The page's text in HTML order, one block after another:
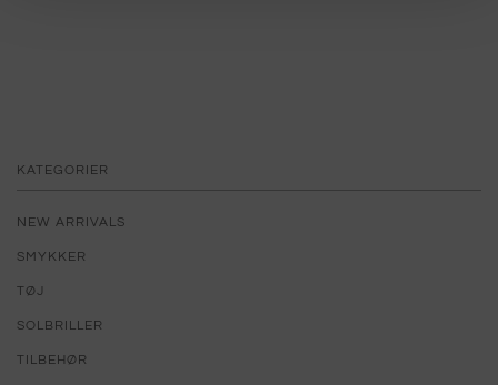
KATEGORIER
NEW ARRIVALS
SMYKKER
TØJ
SOLBRILLER
TILBEHØR